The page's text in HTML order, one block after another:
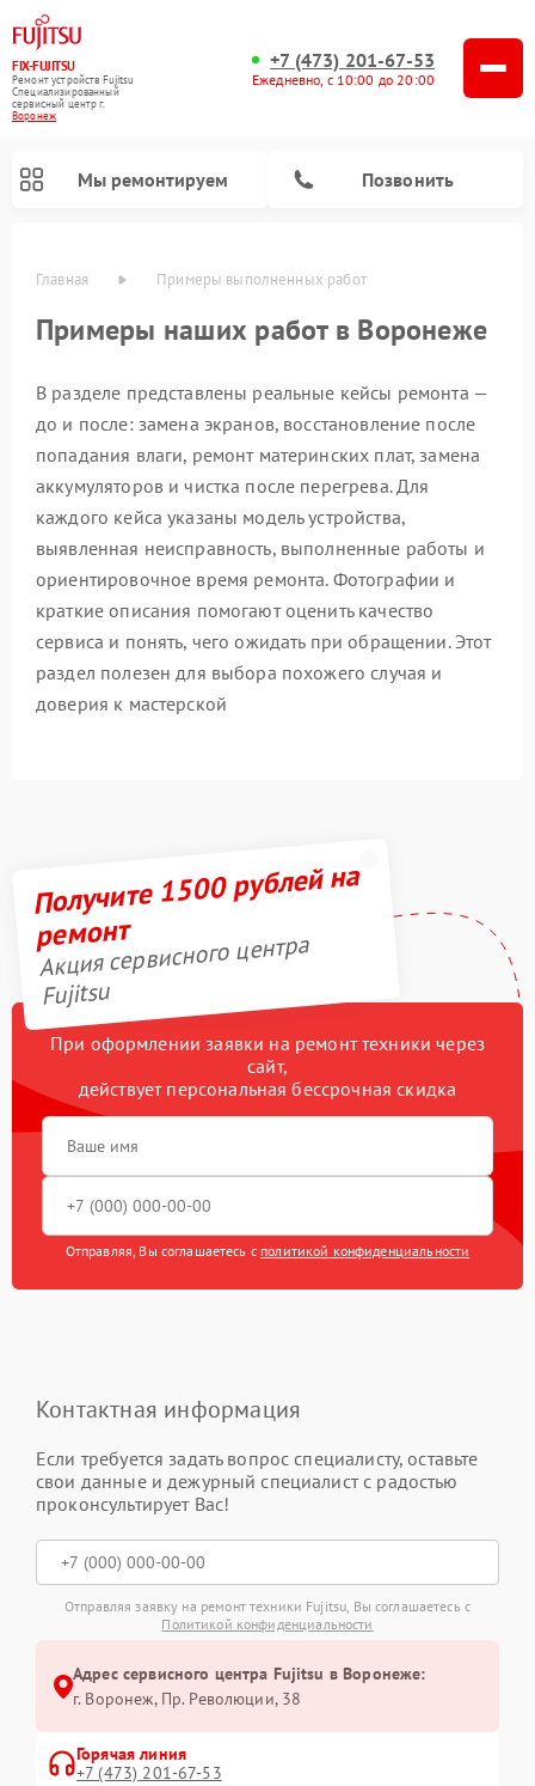
FIX-FUJITSU
Ремонт устройств Fujitsu
Специализированный
cервисный центр г.
Воронеж
+7 (473) 201-67-53
Ежедневно, с 10:00 до 20:00
Мы ремонтируем Позвонить
Главная Примеры выполненных работ
Примеры наших работ в Воронеже
В разделе представлены реальные кейсы ремонта —
до и после: замена экранов, восстановление после
попадания влаги, ремонт материнских плат, замена
аккумуляторов и чистка после перегрева. Для
каждого кейса указаны модель устройства,
выявленная неисправность, выполненные работы и
ориентировочное время ремонта. Фотографии и
краткие описания помогают оценить качество
сервиса и понять, чего ожидать при обращении. Этот
раздел полезен для выбора похожего случая и
доверия к мастерской
Получите 1500 рублей на
ремонт
Акция сервисного центра
Fujitsu
При оформлении заявки на ремонт техники через
сайт,
действует персональная бессрочная скидка
Отправляя, Вы соглашаетесь с политикой конфиденциальности
Контактная информация
Если требуется задать вопрос специалисту, оставьте
свои данные и дежурный специалист с радостью
проконсультирует Вас!
Отправляя заявку на ремонт техники Fujitsu, Вы соглашаетесь с
Политикой конфиденциальности
Адрес сервисного центра Fujitsu в Воронеже:
г. Воронеж, Пр. Революции, 38
Горячая линия
+7 (473) 201-67-53